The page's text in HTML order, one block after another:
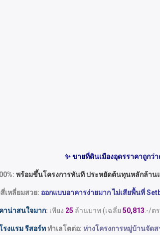
✨ ขายที่ดินเมืองอุดรราคาถูกว่
พร้อมขึ้นโครงการทันที ประหยัดต้นทุนหลักล้าน
เหลี่ยมสวย: ออกแบบอาคารง่ายมาก ไม่เสียพื้นที่
าน่าสนใจมาก: เพียง 25 ล้านบาท (เฉลี่ย 50,813 .-/ต
รงแรม รีสอร์ททำเลโตต่อ: ห่างโครงการหมู่บ้านจัด